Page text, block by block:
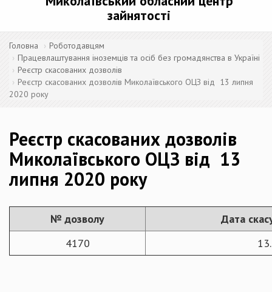
зайнятості
Головна
Роботодавцям
Працевлаштування іноземців та осіб без громадянства в Україні
Реєстр скасованих дозволів
​Реєстр скасованих дозволів Миколаївського ОЦЗ від 13 липня
2020 року
​Реєстр скасованих дозволів
Миколаївського ОЦЗ від 13
липня 2020 року
№ дозволу
Дата
4170